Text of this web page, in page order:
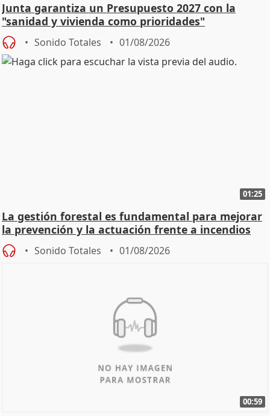
Junta garantiza un Presupuesto 2027 con la
"sanidad y vivienda como prioridades"
Sonido Totales 01/08/2026
01:25
La gestión forestal es fundamental para mejorar
la prevención y la actuación frente a incendios
Sonido Totales 01/08/2026
00:59